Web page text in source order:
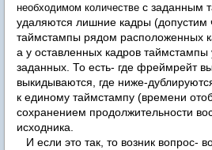
необходимом количестве с заданным
удаляются лишние кадры (допустим
таймстампы рядом расположенных
а у оставленных кадров таймстампы
заданных. То есть- где фреймрейт
выкидываются, где ниже-
к единому таймстампу (времени
сохранением продолжительности
исходника.
И если это так, то возник вопрос-